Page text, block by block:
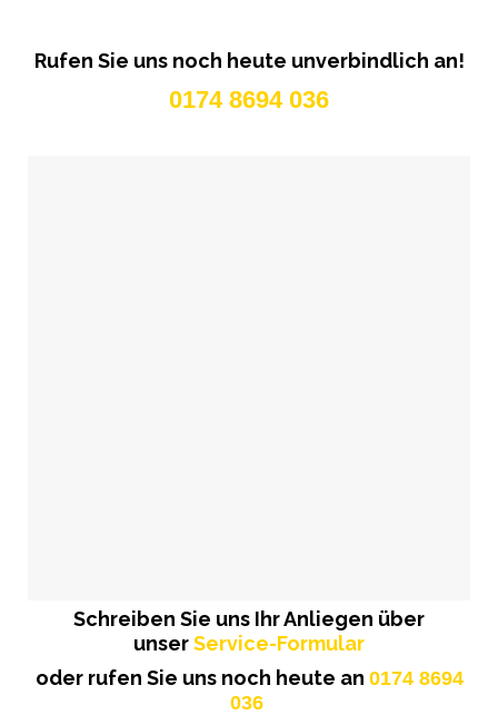
Rufen Sie uns noch heute unverbindlich an!
0174 8694 036
Schreiben Sie uns Ihr Anliegen über
unserService-Formular
oder rufen Sie uns noch heute an 0174 8694
036